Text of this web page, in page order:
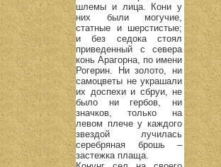
шлемы и лица. Кони у
них были могучие,
статные и шерстистые;
и без седока стоял
приведенный с севера
конь Арагорна, по имени
Рогерин. Ни золото, ни
самоцветы не украшали
их доспехи и сбруи, не
было ни гербов, ни
значков, только на
левом плече у каждого
звездой лучилась
серебряная брошь –
застежка плаща.